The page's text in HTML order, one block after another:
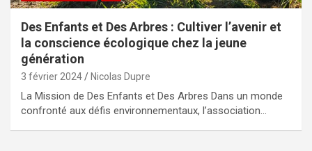
Des Enfants et Des Arbres : Cultiver l’avenir et
la conscience écologique chez la jeune
génération
3 février 2024 Nicolas Dupre
La Mission de Des Enfants et Des Arbres Dans un monde
confronté aux défis environnementaux, l’association…